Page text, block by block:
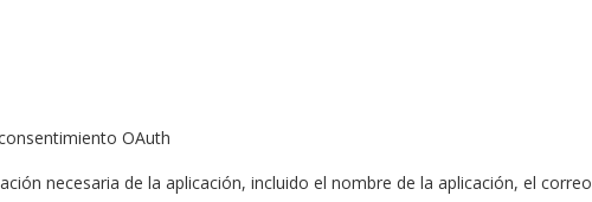
OAuth
necesaria de la aplicación, incluido el nombre de la aplicación, el correo